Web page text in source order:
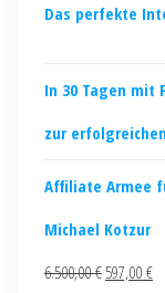
Das perfekte
In 30 Tagen mit
zur
Affiliate Armee
Michael Kotzur
6.500,00€ 597,00 €